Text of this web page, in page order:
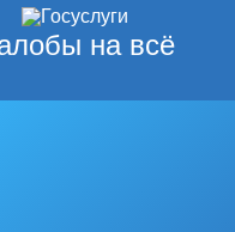
на всё